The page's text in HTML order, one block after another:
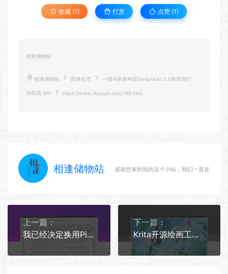
收藏 (1) 打赏 点赞 (1)
相逢储物站
相逢储物站 图像处理 一键AI换脸神器Swapface1.5.0免安装打
开即用 Win https://www.xfyzyyb.xyz/2199.html
相逢储物站 感谢您来到我的这个小站，我们一直在路上
上一篇：
我已经决定换用PixPin这款新出的截图软件
下一篇：
Krita开源绘画工具v5.2.2绿色免安装版本